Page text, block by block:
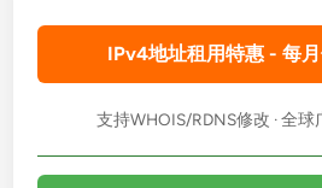
IPv4地址租用特惠 - 每
支持WHOIS/RDNS修改 · 全球